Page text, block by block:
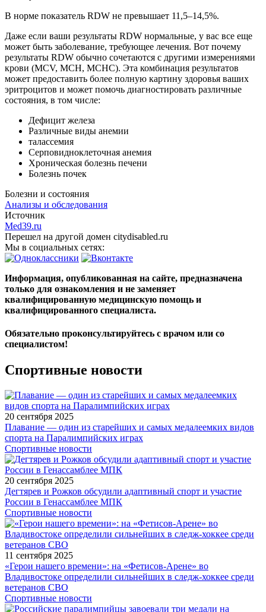
В норме показатель RDW не превышает 11,5–14,5%.
Даже если ваши результаты RDW нормальные, у вас все еще
может быть заболевание, требующее лечения. Вот почему
результаты RDW обычно сочетаются с другими измерениями
крови (MCV, MCH, MCHC). Эта комбинация результатов
может предоставить более полную картину здоровья ваших
эритроцитов и может помочь диагностировать различные
состояния, в том числе:
Дефицит железа
Различные виды анемии
талассемия
Серповидноклеточная анемия
Хроническая болезнь печени
Болезнь почек
Болезни и состояния
Анализы и обследования
Источник
Med39.ru
Перешел на другой домен citydisabled.ru
Мы в социальных сетях:
Информация, опубликованная на сайте, предназначена
только для ознакомления и не заменяет
квалифицированную медицинскую помощь и
квалифицированного специалиста.
Обязательно проконсультируйтесь с врачом или со
специалистом!
Спортивные новости
20 сентября 2025
Плавание — один из старейших и самых медалеемких видов
спорта на Паралимпийских играх
Спортивные новости
20 сентября 2025
Дегтярев и Рожков обсудили адаптивный спорт и участие
России в Генассамблее МПК
Спортивные новости
11 сентября 2025
«Герои нашего времени»: на «Фетисов-Арене» во
Владивостоке определили сильнейших в следж-хоккее среди
ветеранов СВО
Спортивные новости